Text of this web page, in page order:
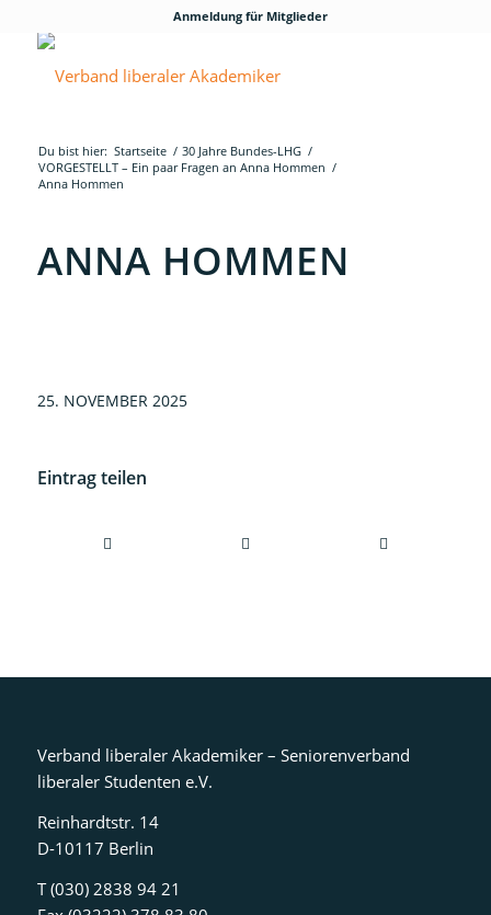
Anmeldung für Mitglieder
Du bist hier: Startseite / 30 Jahre Bundes-LHG /
VORGESTELLT – Ein paar Fragen an Anna Hommen /
Anna Hommen
ANNA HOMMEN
25. NOVEMBER 2025
Eintrag teilen
Verband liberaler Akademiker – Seniorenverband
liberaler Studenten e.V.
Reinhardtstr. 14
D-10117 Berlin
T (030) 2838 94 21